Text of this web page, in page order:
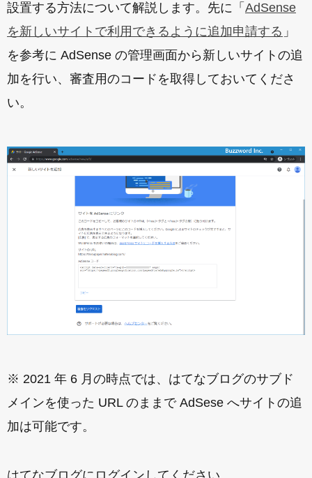
設置する方法について解説します。先に「 AdSense
を新しいサイトで利用できるように追加申請する 」
を参考に AdSense の管理画面から新しいサイトの追
加を行い、審査用のコードを取得しておいてくださ
い。
※ 2021 年 6 月の時点では、はてなブログのサブド
メインを使った URL のままで AdSese へサイトの追
加は可能です。